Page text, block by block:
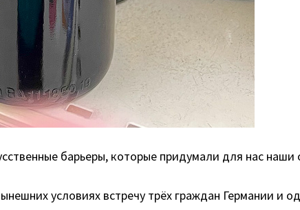
барьеры, которые придумали для нас
условиях встречу трёх граждан Германии и